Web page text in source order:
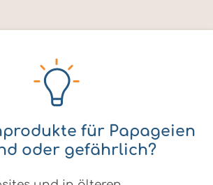
für Papageien
oder gefährlich?